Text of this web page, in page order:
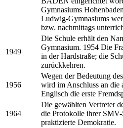
Gymnasiums
Ludwig-Gymnasiums
bzw. nachmittags
1949
Die Schule erhält den
Gymnasium. 1954 Die
in der Hardstraße; die
zurückkehren.
1956
Wegen der Bedeutung
wird im Anschluss an die
Englisch die erste
1964
Die gewählten Vertreter
die Protokolle ihrer
praktizierte Demokratie.